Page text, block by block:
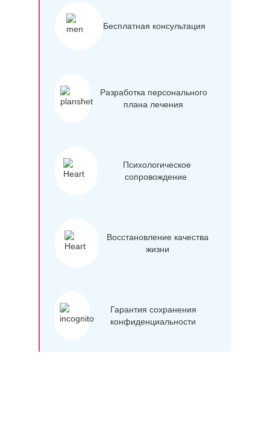
Бесплатная консультация
Разработка персонального
плана лечения
Психологическое
сопровождение
Восстановление качества
жизни
Гарантия сохранения
конфиденциальности